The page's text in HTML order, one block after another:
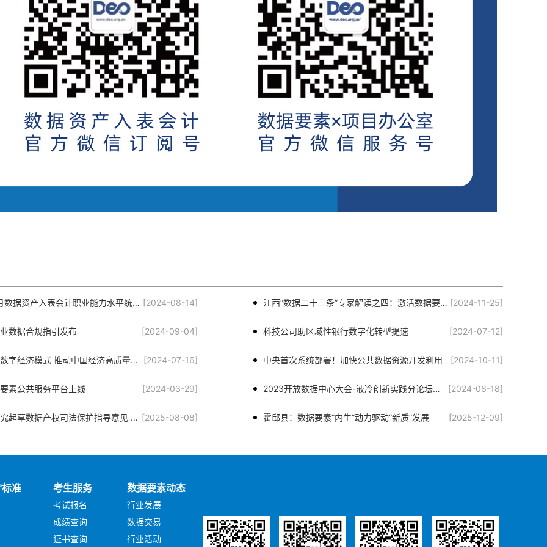
2024年12月数据资产入表会计职业能力水平统一考试公告（首期试点） [2024-08-14] 江西“数据二十三条”专家解读之四：激活数据要素价值 赋能江西数字经济高质量发展 [2024-11-25]
数据合规指引发布 [2024-09-04] 科技公司助区域性银行数字化转型提速 [2024-07-12]
打造包容性数字经济模式 推动中国经济高质量发展 [2024-07-16] 中央首次系统部署！加快公共数据资源开发利用 [2024-10-11]
素公共服务平台上线 [2024-03-29] 2023开放数据中心大会-液冷创新实践分论坛成功举办！ [2024-06-18]
最高法：研究起草数据产权司法保护指导意见 推动数据要素高效流通和交易 [2025-08-08] 霍邱县：数据要素“内生”动力驱动“新质”发展 [2025-12-09]
准 考生服务
考试报名
成绩查询
证书查询
数据要素动态
行业发展
数据交易
行业活动